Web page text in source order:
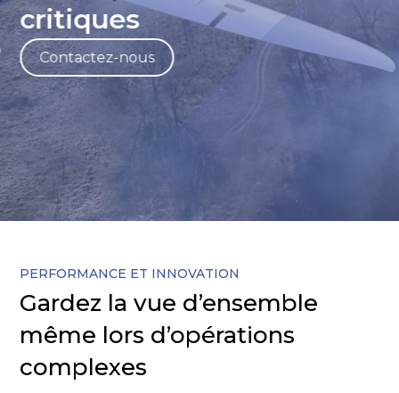
critiques
Contactez-nous
PERFORMANCE ET INNOVATION
Gardez la vue d’ensemble
même lors d’opérations
complexes